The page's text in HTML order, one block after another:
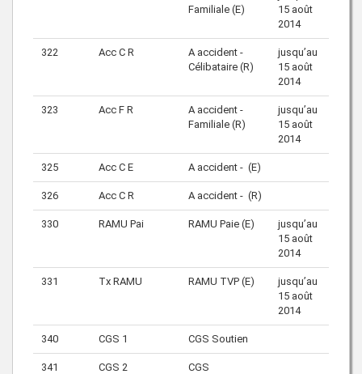
Familiale (E)
15 août
2014
322 Acc C R
A accident -
Célibataire (R)
jusqu’au
15 août
2014
323 Acc F R
A accident -
Familiale (R)
jusqu’au
15 août
2014
325 Acc C E A accident - (E)
326 Acc C R A accident - (R)
330 RAMU Pai RAMU Paie (E)
jusqu’au
15 août
2014
331 Tx RAMU RAMU TVP (E)
jusqu’au
15 août
2014
340 CGS 1 CGS Soutien
341 CGS 2
CGS